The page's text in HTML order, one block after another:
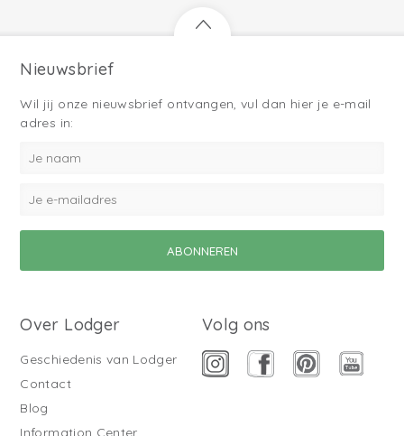
Nieuwsbrief
Wil jij onze nieuwsbrief ontvangen, vul dan hier je e-mail
adres in:
Over Lodger
Geschiedenis van Lodger
Contact
Blog
Volg ons